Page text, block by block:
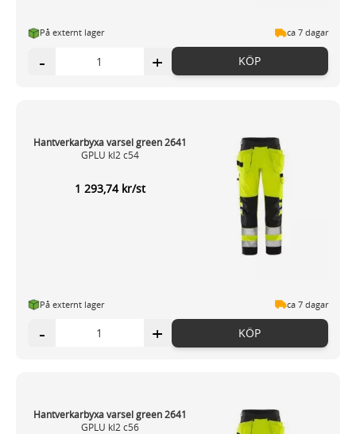
På externt lager ca 7 dagar
- + KÖP
Hantverkarbyxa varsel green 2641
GPLU kl2 c54
1 293,74 kr/st
På externt lager ca 7 dagar
- + KÖP
Hantverkarbyxa varsel green 2641
GPLU kl2 c56